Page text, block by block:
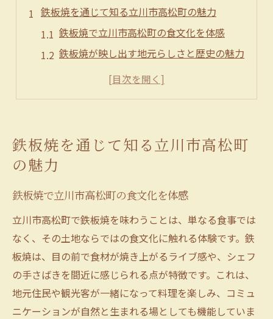
鉄板焼を通じて知る立川市高松町の魅力
鉄板焼で立川市高松町の食文化を体感
鉄板焼が映し出す地元らしさと歴史の魅力
立川市高松町で楽しむ鉄板焼の奥深さ
地元で注目高まる鉄板焼の楽しみ方
地元密着の鉄板焼を楽しむコツと魅力
鉄板焼の楽しみ方が地元で注目される背景
鉄板焼で感じる立川らしい過ごし方の提案
鉄板焼を地元で満喫するための工夫とは
メディアで話題の鉄板焼体験とは
メディアで話題の鉄板焼体験の魅力を解説
鉄板焼がSNSやテレビで注目される理由
鉄板焼を通じて知る立川市高松町
の魅力
鉄板焼で立川市高松町の食文化を体感
立川市高松町で鉄板焼を味わうことは、単なる食事では
なく、その土地ならではの食文化に触れる体験です。鉄
板焼は、目の前で食材が焼き上がるライブ感や、シェフ
の手さばきを間近に感じられる点が特徴です。これは、
地元住民や観光客が一緒になって料理を楽しみ、コミュ
ニケーションが自然と生まれる場としても機能していま